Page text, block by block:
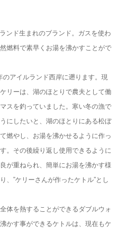
ンド⽣まれのブランド。ガスを使わ
燃料で素早くお湯を沸かすことがで
アイルランド⻄岸に遡ります。現
リーは、湖のほとりで農夫として働
スを釣っていました。寒い冬の漁で
にしたいと、湖のほとりにある松ぼ
燃やし、お湯を沸かせるように作っ
。その後繰り返し使⽤できるように
が重ねられ、簡単にお湯を沸かす様
、”ケリーさんが作ったケトル”とし
体を熱することができるダブルウォ
かす事ができるケトルは、現在もケ